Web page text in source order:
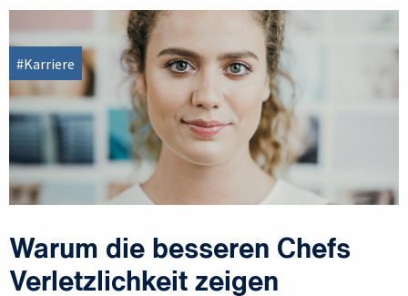
#Karriere
Warum die besseren Chefs
Verletzlichkeit zeigen